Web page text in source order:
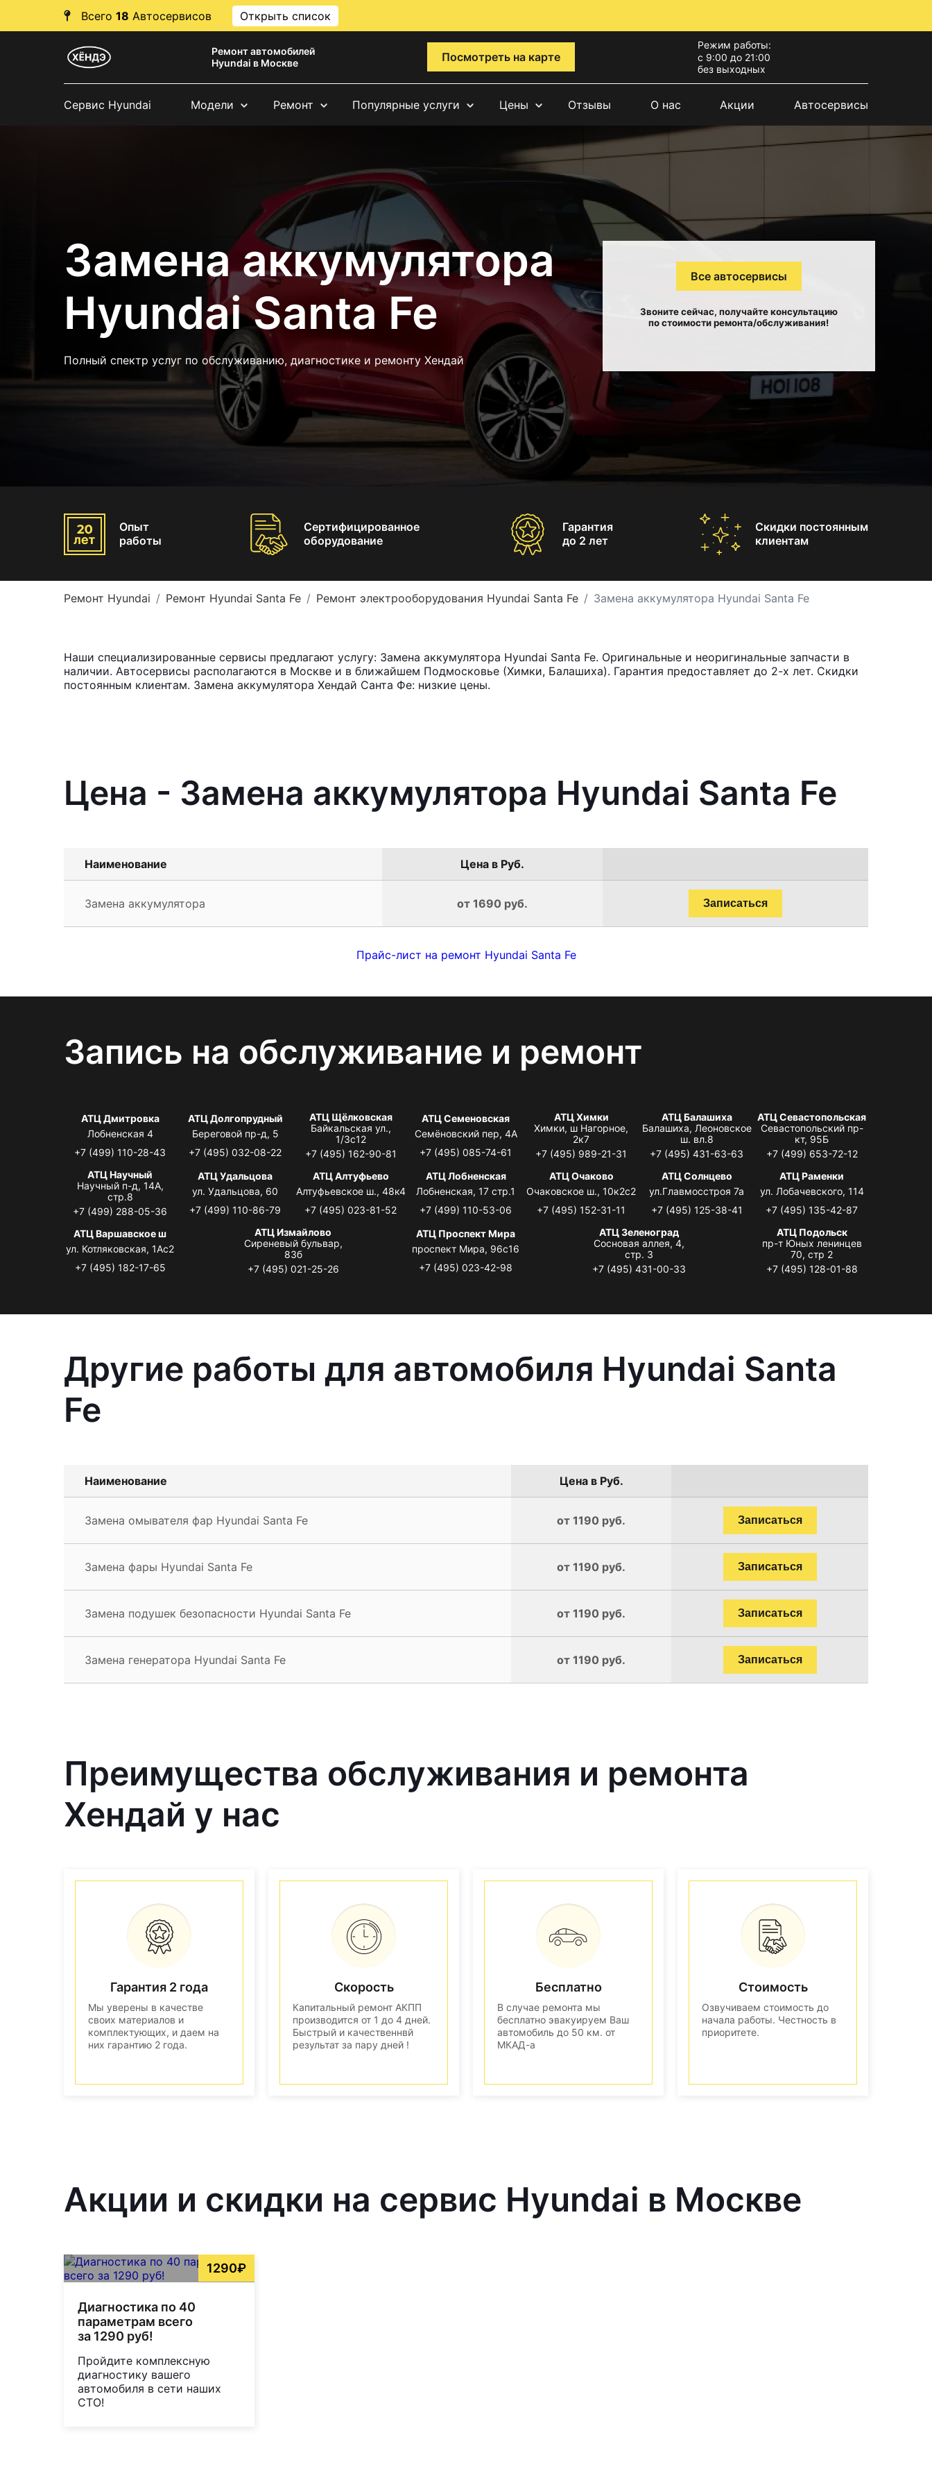
Всего 18 Автосервисов Открыть список
Ремонт автомобилей
Hyundai в Москве
Посмотреть на карте
Режим работы:
с 9:00 до 21:00
без выходных
Сервис Hyundai Модели Ремонт Популярные услуги Цены Отзывы О нас Акции Автосервисы
Замена аккумулятора
Hyundai Santa Fe
Полный спектр услуг по обслуживанию, диагностике и ремонту Хендай
Все автосервисы
Звоните сейчас, получайте консультацию
по стоимости ремонта/обслуживания!
Опыт
работы
Сертифицированное
оборудование
Гарантия
до 2 лет
Скидки постоянным
клиентам
Ремонт Hyundai Ремонт Hyundai Santa Fe Ремонт электрооборудования Hyundai Santa Fe Замена аккумулятора Hyundai Santa Fe
Наши специализированные сервисы предлагают услугу: Замена аккумулятора Hyundai Santa Fe. Оригинальные и неоригинальные запчасти в
наличии. Автосервисы располагаются в Москве и в ближайшем Подмосковье (Химки, Балашиха). Гарантия предоставляет до 2-х лет. Скидки
постоянным клиентам. Замена аккумулятора Хендай Санта Фе: низкие цены.
Цена - Замена аккумулятора Hyundai Santa Fe
Наименование Цена в Руб.
Замена аккумулятора от 1690 руб. Записаться
Прайс-лист на ремонт Hyundai Santa Fe
Запись на обслуживание и ремонт
АТЦ Дмитровка
Лобненская 4
+7 (499) 110-28-43
АТЦ Долгопрудный
Береговой пр-д, 5
+7 (495) 032-08-22
АТЦ Щёлковская
Байкальская ул.,
1/3с12
+7 (495) 162-90-81
АТЦ Семеновская
Семёновский пер, 4А
+7 (495) 085-74-61
АТЦ Химки
Химки, ш Нагорное,
2к7
+7 (495) 989-21-31
АТЦ Балашиха
Балашиха, Леоновское
ш. вл.8
+7 (495) 431-63-63
АТЦ Севастопольская
Севастопольский пр-
кт, 95Б
+7 (499) 653-72-12
АТЦ Научный
Научный п-д, 14А,
стр.8
+7 (499) 288-05-36
АТЦ Удальцова
ул. Удальцова, 60
+7 (499) 110-86-79
АТЦ Алтуфьево
Алтуфьевское ш., 48к4
+7 (495) 023-81-52
АТЦ Лобненская
Лобненская, 17 стр.1
+7 (499) 110-53-06
АТЦ Очаково
Очаковское ш., 10к2с2
+7 (495) 152-31-11
АТЦ Солнцево
ул.Главмосстроя 7а
+7 (495) 125-38-41
АТЦ Раменки
ул. Лобачевского, 114
+7 (495) 135-42-87
АТЦ Варшавское ш
ул. Котляковская, 1Ас2
+7 (495) 182-17-65
АТЦ Измайлово
Сиреневый бульвар,
83б
+7 (495) 021-25-26
АТЦ Проспект Мира
проспект Мира, 96с16
+7 (495) 023-42-98
АТЦ Зеленоград
Сосновая аллея, 4,
стр. 3
+7 (495) 431-00-33
АТЦ Подольск
пр-т Юных ленинцев
70, стр 2
+7 (495) 128-01-88
Другие работы для автомобиля Hyundai Santa
Fe
Наименование Цена в Руб.
Замена омывателя фар Hyundai Santa Fe от 1190 руб. Записаться
Замена фары Hyundai Santa Fe от 1190 руб. Записаться
Замена подушек безопасности Hyundai Santa Fe от 1190 руб. Записаться
Замена генератора Hyundai Santa Fe от 1190 руб. Записаться
Преимущества обслуживания и ремонта
Хендай у нас
Гарантия 2 года
Мы уверены в качестве
своих материалов и
комплектующих, и даем на
них гарантию 2 года.
Скорость
Капитальный ремонт АКПП
производится от 1 до 4 дней.
Быстрый и качественнвй
результат за пару дней !
Бесплатно
В случае ремонта мы
бесплатно эвакуируем Ваш
автомобиль до 50 км. от
МКАД-а
Стоимость
Озвучиваем стоимость до
начала работы. Честность в
приоритете.
Акции и скидки на сервис Hyundai в Москве
1290₽
Диагностика по 40
параметрам всего
за 1290 руб!
Пройдите комплексную
диагностику вашего
автомобиля в сети наших
СТО!